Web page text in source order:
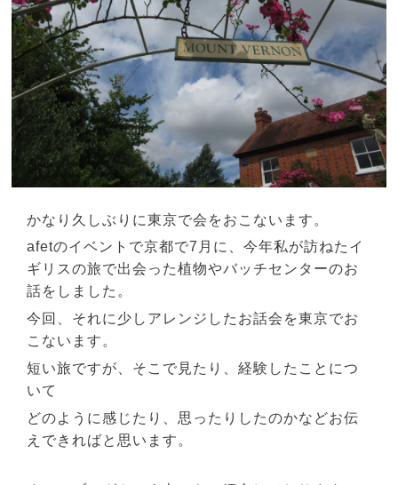
かなり久しぶりに東京で会をおこないます。
afetのイベントで京都で7月に、今年私が訪ねたイ
ギリスの旅で出会った植物やバッチセンターのお
話をしました。
今回、それに少しアレンジしたお話会を東京でお
こないます。
短い旅ですが、そこで見たり、経験したことにつ
いて
どのように感じたり、思ったりしたのかなどお伝
えできればと思います。